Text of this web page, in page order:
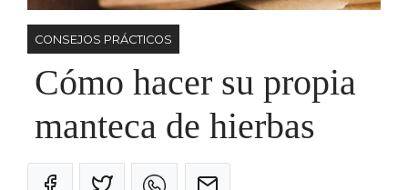
CONSEJOS PRÁCTICOS
Cómo hacer su propia
manteca de hierbas